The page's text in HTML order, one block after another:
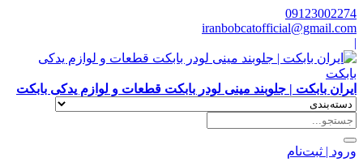
09123002274
iranbobcatofficial@gmail.com
|
ایران بابکت | جلوبند مینی لودر بابکت قطعات و لوازم یدکی بابکت
ورود | ثبت‌نام